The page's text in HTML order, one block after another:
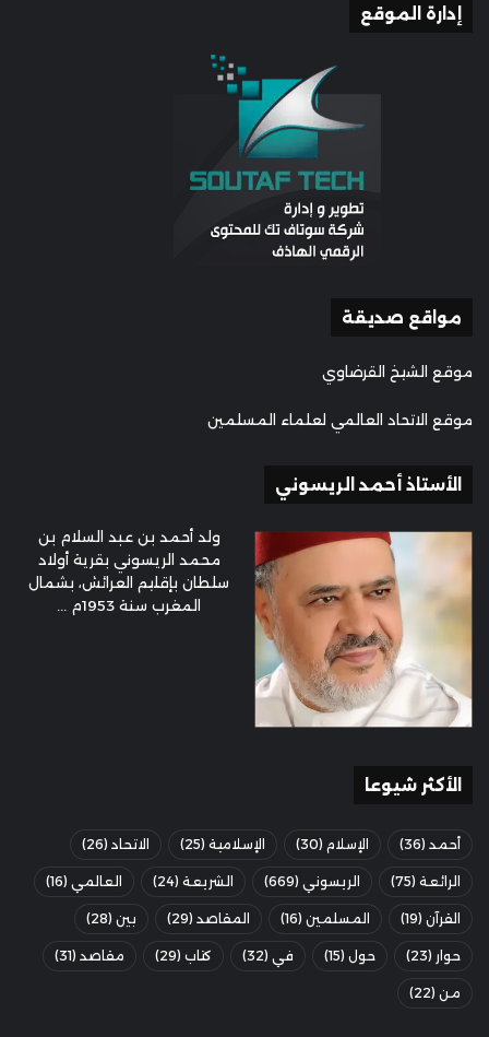
إدارة الموقع
مواقع صديقة
موقع الشيخ القرضاوي
موقع الاتحاد العالمي لعلماء المسلمين
الأستاذ أحمد الريسوني
ولد أحمد بن عبد السلام بن
محمد الريسوني بقرية أولاد
سلطان بإقليم العرائش، بشمال
المغرب سنة 1953م ...
الأكثر شيوعا
أحمد (36) الإسلام (30) الإسلامية (25) الاتحاد (26)
الرائعة (75) الريسوني (669) الشريعة (24) العالمي (16)
القرآن (19) المسلمين (16) المقاصد (29) بين (28)
حوار (23) حول (15) في (32) كتاب (29) مقاصد (31)
من (22)